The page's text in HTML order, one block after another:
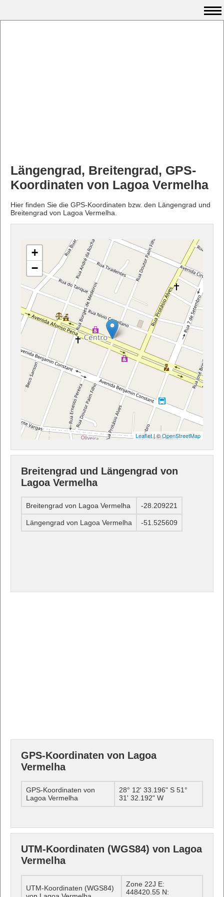
Längengrad, Breitengrad, GPS-
Koordinaten von Lagoa Vermelha
Hier finden Sie die GPS-Koordinaten bzw. den Längengrad und
Breitengrad von Lagoa Vermelha.
+
−
Leaflet| ©OpenStreetMap
Breitengrad und Längengrad von
Lagoa Vermelha
Breitengrad von Lagoa Vermelha -28.209221
Längengrad von Lagoa Vermelha -51.525609
GPS-Koordinaten von Lagoa
Vermelha
GPS-Koordinaten von
Lagoa Vermelha
28° 12' 33.196" S 51°
31' 32.192" W
UTM-Koordinaten (WGS84) von Lagoa
Vermelha
UTM-Koordinaten (WGS84)
Zone 22J E:
448420.55 N: